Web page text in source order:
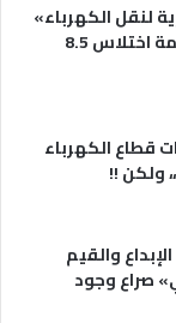
لنقل الكهرباء»
لنيابة الأموال العامة بتهمة اختلاس 8.5
قطاع الكهرباء
ولكن !!
والقيم
صراع وجود